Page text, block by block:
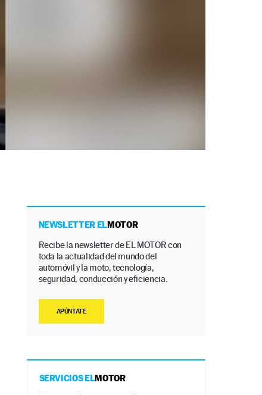
NEWSLETTER ELMOTOR
Recibe la newsletter de EL MOTOR con
toda la actualidad del mundo del
automóvil y la moto, tecnología,
seguridad, conducción y eficiencia.
APÚNTATE
SERVICIOS ELMOTOR